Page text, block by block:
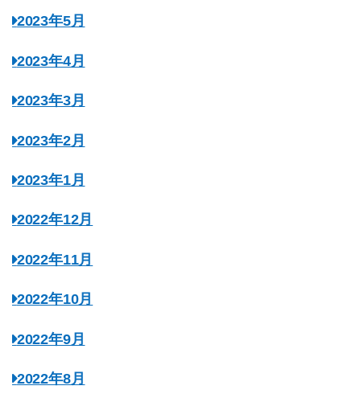
2023年5月
2023年4月
2023年3月
2023年2月
2023年1月
2022年12月
2022年11月
2022年10月
2022年9月
2022年8月